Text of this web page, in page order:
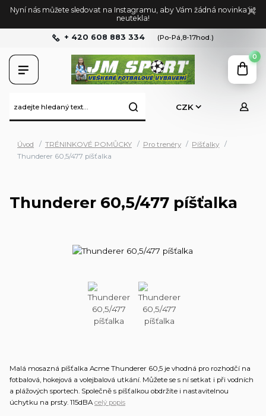
Nyní nás můžete sledovat na Instagramu, aby Vám žádná novinka již
neutekla!
CZK
+ 420 608 883 334 (Po-Pá,8-17hod.)
0
Úvod TRÉNINKOVÉ POMŮCKY Pro trenéry
Píšťalky
Thunderer 60,5/477 píšťalka
Thunderer 60,5/477 píšťalka
Malá mosazná píšťalka Acme Thunderer 60,5 je vhodná pro rozhodčí na
fotbalová, hokejová a volejbalová utkání. Můžete se s ní setkat i při vodních
a plážových sportech. Společně s píšťalkou obdržíte i nastavitelnou
úchytku na prsty. 115dBAcelý popis